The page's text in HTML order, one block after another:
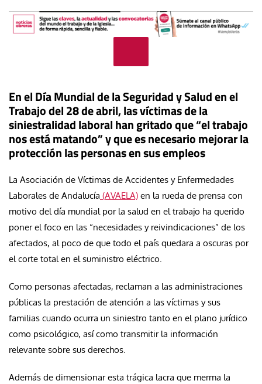
En el Día Mundial de la Seguridad y Salud en el
Trabajo del 28 de abril, las víctimas de la
siniestralidad laboral han gritado que “el trabajo
nos está matando” y que es necesario mejorar la
protección las personas en sus empleos
La Asociación de Víctimas de Accidentes y Enfermedades
Laborales de Andalucía (AVAELA) en la rueda de prensa con
motivo del día mundial por la salud en el trabajo ha querido
poner el foco en las “necesidades y reivindicaciones” de los
afectados, al poco de que todo el país quedara a oscuras por
el corte total en el suministro eléctrico.
Como personas afectadas, reclaman a las administraciones
públicas la prestación de atención a las víctimas y sus
familias cuando ocurra un siniestro tanto en el plano jurídico
como psicológico, así como transmitir la información
relevante sobre sus derechos.
Además de dimensionar esta trágica lacra que merma la